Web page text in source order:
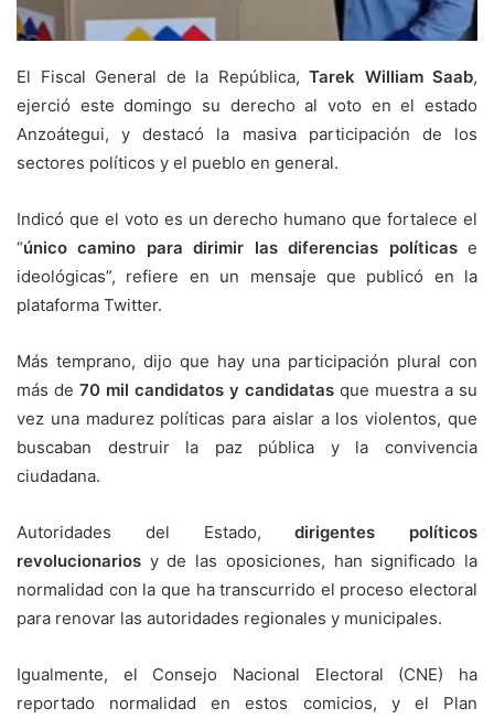
El Fiscal General de la República, Tarek William Saab,
ejerció este domingo su derecho al voto en el estado
Anzoátegui, y destacó la masiva participación de los
sectores políticos y el pueblo en general.
Indicó que el voto es un derecho humano que fortalece el
“único camino para dirimir las diferencias políticase
ideológicas”, refiere en un mensaje que publicó en la
plataforma Twitter.
Más temprano, dijo que hay una participación plural con
más de 70 mil candidatos y candidatas que muestra a su
vez una madurez políticas para aislar a los violentos, que
buscaban destruir la paz pública y la convivencia
ciudadana.
Autoridades del Estado, dirigentes políticos
revolucionarios y de las oposiciones, han significado la
normalidad con la que ha transcurrido el proceso electoral
para renovar las autoridades regionales y municipales.
Igualmente, el Consejo Nacional Electoral (CNE) ha
reportado normalidad en estos comicios, y el Plan